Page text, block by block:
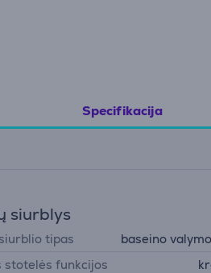
Specifikacija
siurblys
tipas
baseino
stotelės funkcijos